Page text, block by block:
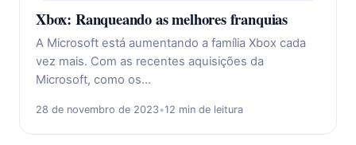
Xbox: Ranqueando as melhores franquias
A Microsoft está aumentando a família Xbox cada
vez mais. Com as recentes aquisições da
Microsoft, como os…
28 de novembro de 2023•12 min de leitura